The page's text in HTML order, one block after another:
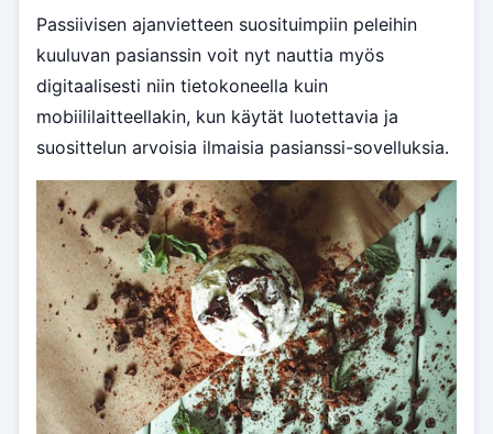
Passiivisen ajanvietteen suosituimpiin peleihin
kuuluvan pasianssin voit nyt nauttia myös
digitaalisesti niin tietokoneella kuin
mobiililaitteellakin, kun käytät luotettavia ja
suosittelun arvoisia ilmaisia pasianssi-sovelluksia.